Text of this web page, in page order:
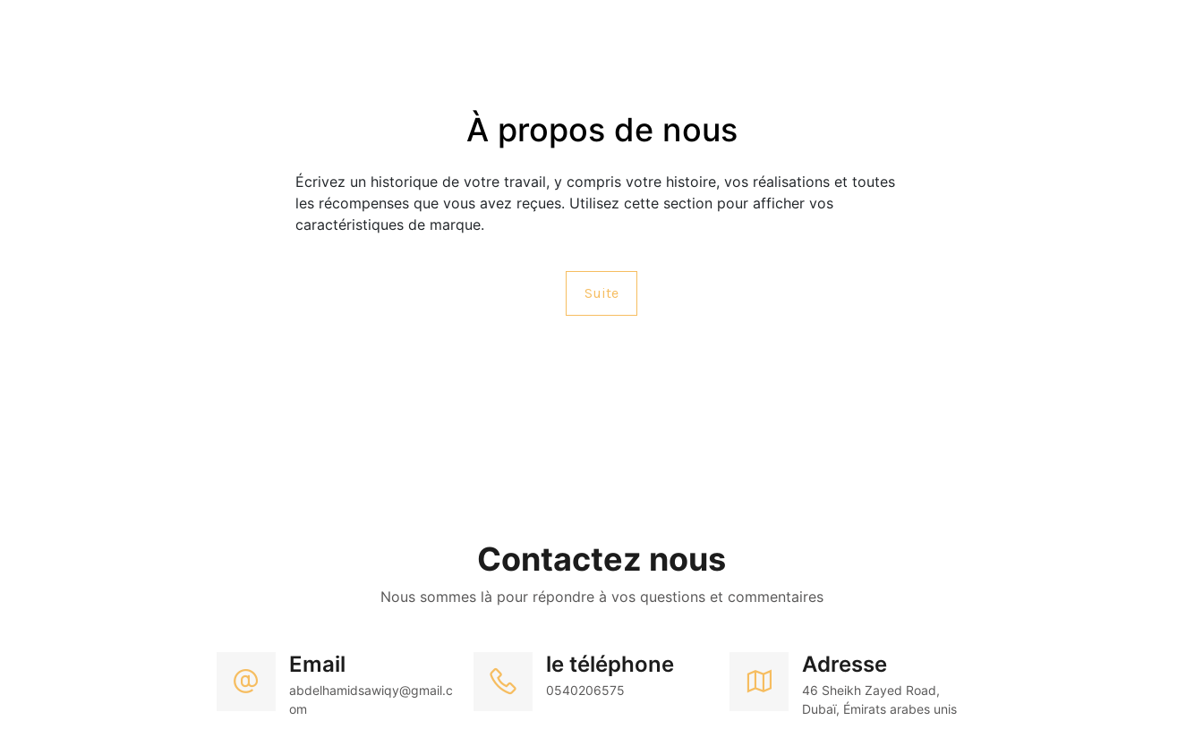
À propos de nous
Écrivez un historique de votre travail, y compris votre histoire, vos réalisations et toutes
les récompenses que vous avez reçues. Utilisez cette section pour afficher vos
caractéristiques de marque.
Suite
Contactez nous
Nous sommes là pour répondre à vos questions et commentaires
Email
abdelhamidsawiqy@gmail.c
om
le téléphone
0540206575
Adresse
46 Sheikh Zayed Road,
Dubaï, Émirats arabes unis